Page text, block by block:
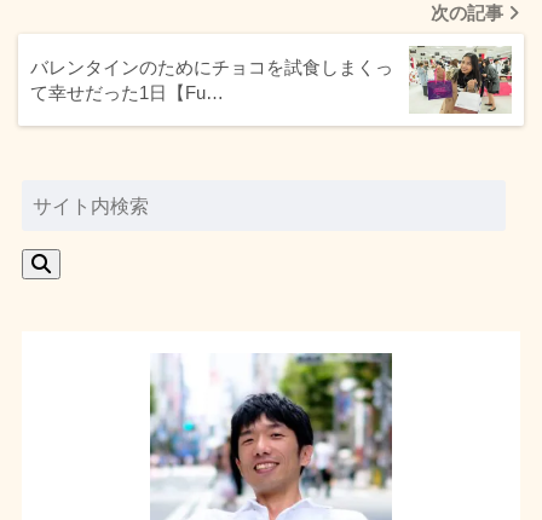
次の記事
バレンタインのためにチョコを試食しまくっ
て幸せだった1日【Fu…